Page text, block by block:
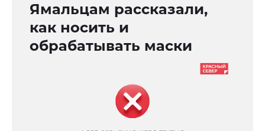
Ямальцам рассказали,
как носить и
обрабатывать маски